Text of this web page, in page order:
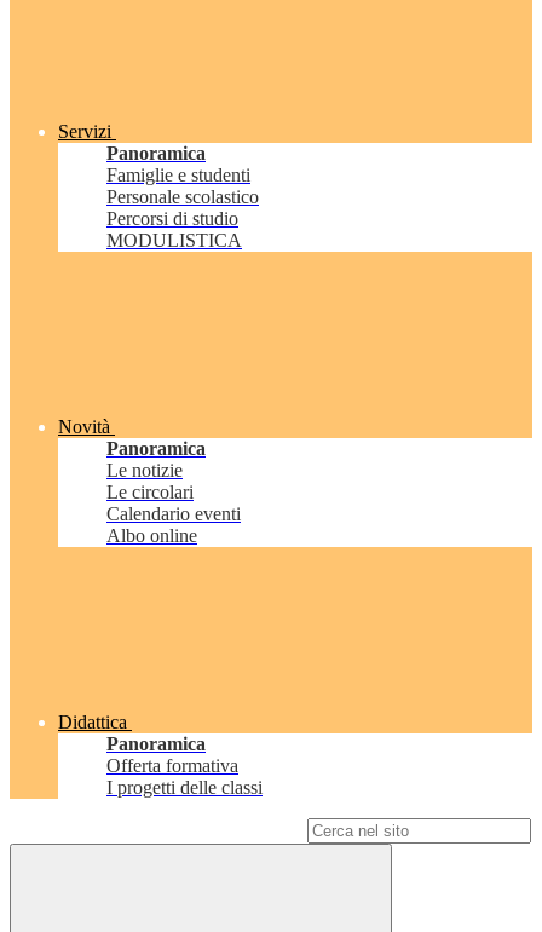
Servizi
Panoramica
Famiglie e studenti
Personale scolastico
Percorsi di studio
MODULISTICA
Novità
Panoramica
Le notizie
Le circolari
Calendario eventi
Albo online
Didattica
Panoramica
Offerta formativa
I progetti delle classi